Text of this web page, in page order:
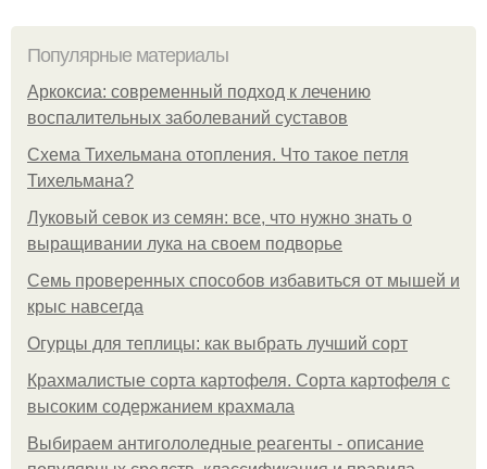
Популярные материалы
Аркоксиа: современный подход к лечению
воспалительных заболеваний суставов
Схема Тихельмана отопления. Что такое петля
Тихельмана?
Луковый севок из семян: все, что нужно знать о
выращивании лука на своем подворье
Семь проверенных способов избавиться от мышей и
крыс навсегда
Огурцы для теплицы: как выбрать лучший сорт
Крахмалистые сорта картофеля. Сорта картофеля с
высоким содержанием крахмала
Выбираем антигололедные реагенты - описание